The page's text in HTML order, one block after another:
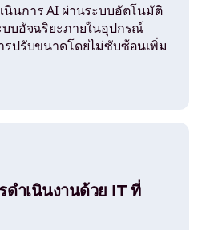
นินการ AI ผ่านระบบอัตโนมัติ
บบอัจฉริยะภายในอุปกรณ์
รปรับขนาดโดยไม่ซับซ้อนเพิ่ม
ดำเนินงานด้วย IT ที่